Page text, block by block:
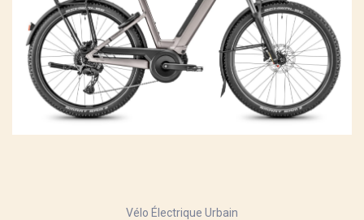
Vélo Électrique Urbain